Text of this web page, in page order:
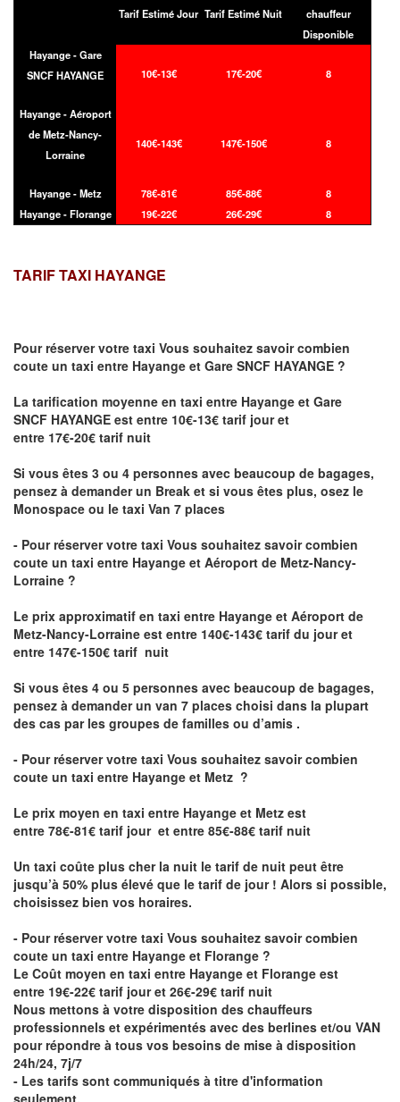
Tarif Estimé Jour Tarif Estimé Nuit
chauffeur
Disponible
Hayange - Gare
SNCF HAYANGE
10€-13€ 17€-20€ 8
Hayange - Aéroport
de Metz-Nancy-
Lorraine
140€-143€ 147€-150€ 8
Hayange - Metz 78€-81€ 85€-88€
8
Hayange - Florange
19€-22€ 26€-29€ 8
TARIF TAXI HAYANGE
Pour réserver votre taxi Vous souhaitez savoircombien
coute un taxi entre Hayange et Gare SNCF HAYANGE ?
La tarification moyenne en taxi entre Hayange et Gare
SNCF HAYANGE est entre 10€-13€ tarif jour et
entre 17€-20€ tarif nuit
Si vous êtes 3 ou 4 personnes avec beaucoup de bagages,
pensez à demander un Break et si vous êtes plus, osez le
Monospace ou le taxi Van 7 places
- Pour réserver votre taxi Vous souhaitez savoircombien
coute un taxi entre Hayange et Aéroport de Metz-Nancy-
Lorraine ?
Le prix approximatif en taxi entre Hayange et Aéroport de
Metz-Nancy-Lorraine est entre 140€-143€ tarif du jour et
entre 147€-150€ tarif nuit
Si vous êtes 4 ou 5 personnes avec beaucoup de bagages,
pensez à demander un van 7 places choisi dans la plupart
des cas par les groupes de familles ou d’amis .
- Pour réserver votre taxi Vous souhaitez savoircombien
coute un taxi entre Hayange et Metz ?
Le prix moyen en taxi entre Hayange et Metz est
entre 78€-81€ tarif jour et entre 85€-88€ tarif nuit
Un taxi coûte plus cher la nuit le tarif de nuit peut être
jusqu’à 50% plus élevé que le tarif de jour ! Alors si possible,
choisissez bien vos horaires.
- Pour réserver votre taxi Vous souhaitez savoircombien
coute un taxi entre Hayange et Florange ?
Le Coût moyen en taxi entre Hayange et Florange est
entre 19€-22€ tarif jour et 26€-29€ tarif nuit
Nous mettons à votre disposition des chauffeurs
professionnels et expérimentés avec des berlines et/ou VAN
pour répondre à tous vos besoins de mise à disposition
24h/24, 7j/7
- Les tarifs sont communiqués à titre d'information